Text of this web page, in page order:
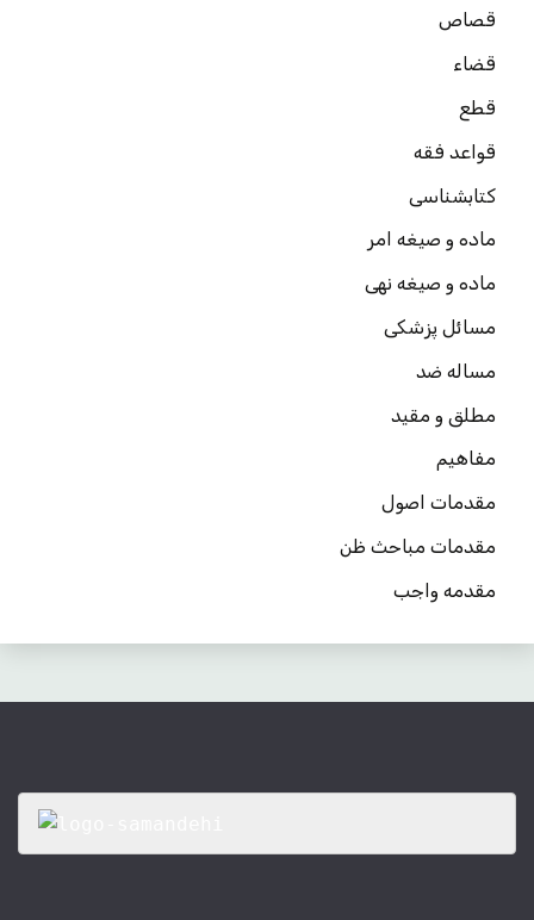
قصاص
قضاء
قطع
قواعد فقه
کتابشناسی
ماده و صیغه امر
ماده و صیغه نهی
مسائل پزشکی
مساله ضد
مطلق و مقید
مفاهیم
مقدمات اصول
مقدمات مباحث ظن
مقدمه واجب